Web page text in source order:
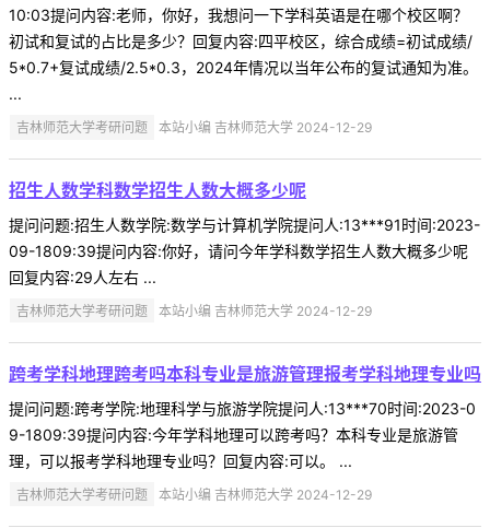
10:03提问内容:老师，你好，我想问一下学科英语是在哪个校区啊？
初试和复试的占比是多少？回复内容:四平校区，综合成绩=初试成绩/
5*0.7+复试成绩/2.5*0.3，2024年情况以当年公布的复试通知为准。
...
吉林师范大学考研问题 本站小编 吉林师范大学 2024-12-29
招生人数学科数学招生人数大概多少呢
提问问题:招生人数学院:数学与计算机学院提问人:13***91时间:2023-
09-1809:39提问内容:你好，请问今年学科数学招生人数大概多少呢
回复内容:29人左右 ...
吉林师范大学考研问题 本站小编 吉林师范大学 2024-12-29
跨考学科地理跨考吗本科专业是旅游管理报考学科地理专业吗
提问问题:跨考学院:地理科学与旅游学院提问人:13***70时间:2023-0
9-1809:39提问内容:今年学科地理可以跨考吗？本科专业是旅游管
理，可以报考学科地理专业吗？回复内容:可以。 ...
吉林师范大学考研问题 本站小编 吉林师范大学 2024-12-29